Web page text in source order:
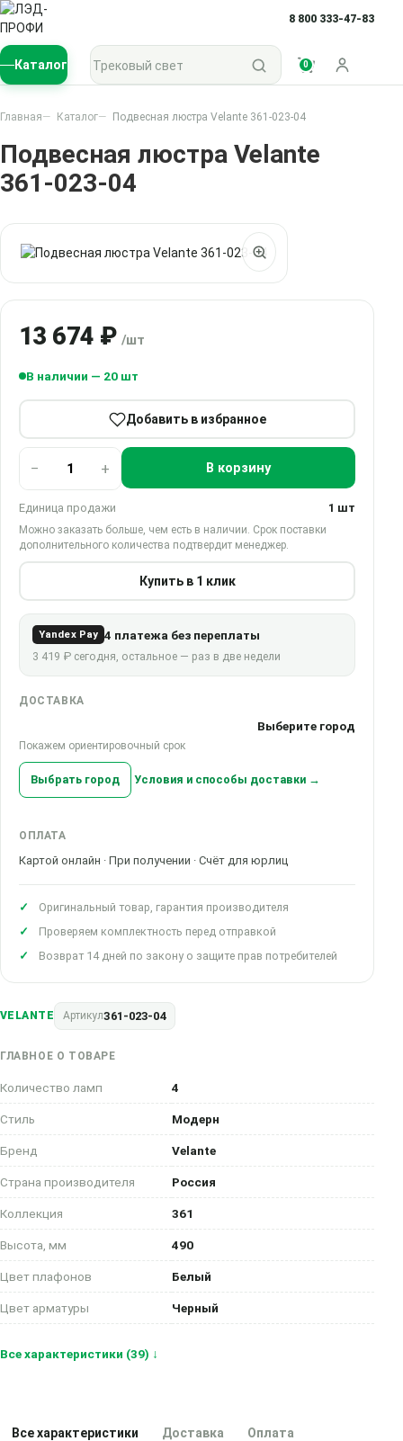
8 800 333-47-83
Каталог
Поиск по каталогу
0
Войти
Главная Каталог Подвесная люстра Velante 361-023-04
Подвесная люстра Velante
361-023-04
VELANTE Артикул361-023-04
ГЛАВНОЕ О ТОВАРЕ
Количество ламп 4
Стиль Модерн
Бренд Velante
Страна производителя Россия
Коллекция 361
Высота, мм 490
Цвет плафонов Белый
Цвет арматуры Черный
Все характеристики (39) ↓
13 674 ₽ /шт
В наличии — 20 шт
Добавить в избранное
− + В корзину
Единица продажи 1 шт
Можно заказать больше, чем есть в наличии. Срок поставки
дополнительного количества подтвердит менеджер.
Купить в 1 клик
Yandex Pay 4 платежа без переплаты
3 419 ₽ сегодня, остальное — раз в две недели
ДОСТАВКА
Выберите город
Покажем ориентировочный срок
Выбрать город Условия и способы доставки →
ОПЛАТА
Картой онлайн · При получении · Счёт для юрлиц
Оригинальный товар, гарантия производителя
Проверяем комплектность перед отправкой
Возврат 14 дней по закону о защите прав потребителей
Все характеристики Доставка Оплата